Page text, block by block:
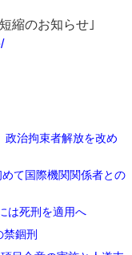
縮のお知らせ｣
政治拘束者解放を改め
て国際機関関係者との
は死刑を適用へ
禁錮刑